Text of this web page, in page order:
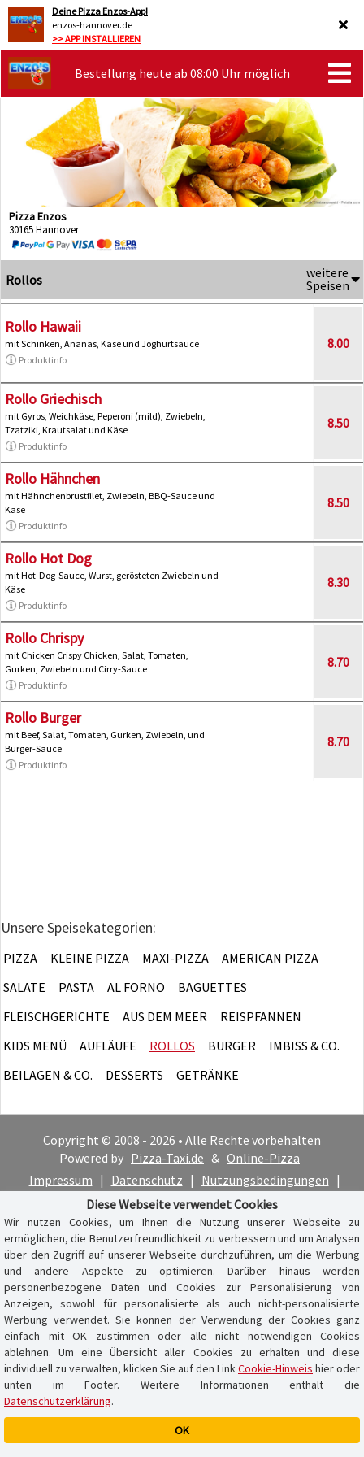
Deine Pizza Enzos-App!
enzos-hannover.de
>> APP INSTALLIEREN
Bestellung heute ab 08:00 Uhr möglich
Pizza Enzos
30165 Hannover
Rollos
weitere
Speisen
Rollo Hawaii
mit Schinken, Ananas, Käse und Joghurtsauce
Produktinfo
8.00
Rollo Griechisch
mit Gyros, Weichkäse, Peperoni (mild), Zwiebeln,
Tzatziki, Krautsalat und Käse
Produktinfo
8.50
Rollo Hähnchen
mit Hähnchenbrustfilet, Zwiebeln, BBQ-Sauce und
Käse
Produktinfo
8.50
Rollo Hot Dog
mit Hot-Dog-Sauce, Wurst, gerösteten Zwiebeln und
Käse
Produktinfo
8.30
Rollo Chrispy
mit Chicken Crispy Chicken, Salat, Tomaten,
Gurken, Zwiebeln und Cirry-Sauce
Produktinfo
8.70
Rollo Burger
mit Beef, Salat, Tomaten, Gurken, Zwiebeln, und
Burger-Sauce
Produktinfo
8.70
Unsere Speisekategorien:
PIZZA KLEINE PIZZA MAXI-PIZZA
AMERICAN PIZZA
SALATE
PASTA AL FORNO
BAGUETTES
FLEISCHGERICHTE
AUS DEM MEER
REISPFANNEN
KIDS MENÜ
AUFLÄUFE ROLLOS BURGER
IMBISS & CO.
BEILAGEN & CO.
DESSERTS GETRÄNKE
Copyright © 2008 - 2026 • Alle Rechte vorbehalten
Powered by Pizza-Taxi.de & Online-Pizza
Impressum | Datenschutz | Nutzungsbedingungen |
Cookie-Hinweis
Diese Webseite verwendet Cookies
Wir nutzen Cookies, um Ihnen die Nutzung unserer Webseite zu
ermöglichen, die Benutzerfreundlichkeit zu verbessern und um Analysen
über den Zugriff auf unserer Webseite durchzuführen, um die Werbung
und andere Aspekte zu optimieren. Darüber hinaus werden
personenbezogene Daten und Cookies zur Personalisierung von
Anzeigen, sowohl für personalisierte als auch nicht-personalisierte
Werbung verwendet. Sie können der Verwendung der Cookies ganz
einfach mit OK zustimmen oder alle nicht notwendigen Cookies
ablehnen. Um eine Übersicht aller Cookies zu erhalten und diese
individuell zu verwalten, klicken Sie auf den LinkCookie-Hinweis hier oder
unten im Footer. Weitere Informationen enthält die
Datenschutzerklärung.
OK